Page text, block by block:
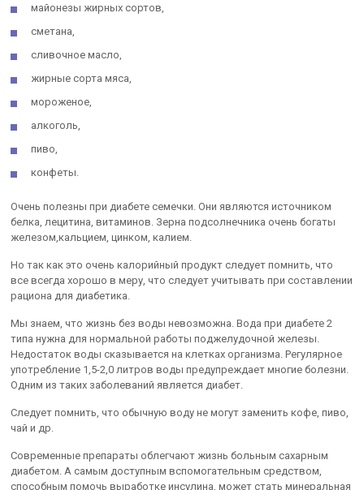
майонезы жирных сортов,
сметана,
сливочное масло,
жирные сорта мяса,
мороженое,
алкоголь,
пиво,
конфеты.
Очень полезны при диабете семечки. Они являются источником
белка, лецитина, витаминов. Зерна подсолнечника очень богаты
железом,кальцием, цинком, калием.
Но так как это очень калорийный продукт следует помнить, что
все всегда хорошо в меру, что следует учитывать при составлении
рациона для диабетика.
Мы знаем, что жизнь без воды невозможна. Вода при диабете 2
типа нужна для нормальной работы поджелудочной железы.
Недостаток воды сказывается на клетках организма. Регулярное
употребление 1,5-2,0 литров воды предупреждает многие болезни.
Одним из таких заболеваний является диабет.
Следует помнить, что обычную воду не могут заменить кофе, пиво,
чай и др.
Современные препараты облегчают жизнь больным сахарным
диабетом. А самым доступным вспомогательным средством,
способным помочь выработке инсулина, может стать минеральная